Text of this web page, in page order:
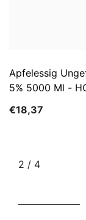
Apfelessig
5% 5000 Ml -
€18,37
2 / von
4